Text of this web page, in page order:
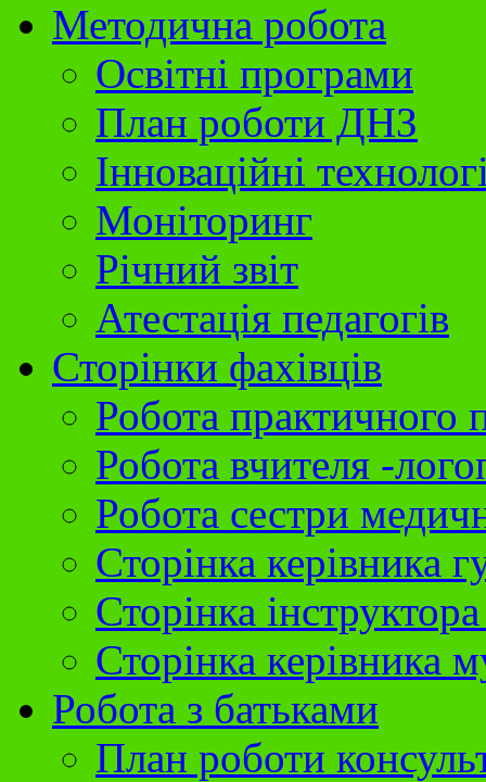
Методична робота
Освітні програми
План роботи ДНЗ
Інноваційні
Моніторинг
Річний звіт
Атестація педагогів
Сторінки фахівців
Робота практичного
Робота вчителя -
Робота сестри
Сторінка керівника
Сторінка
Сторінка керівника
Робота з батьками
План роботи